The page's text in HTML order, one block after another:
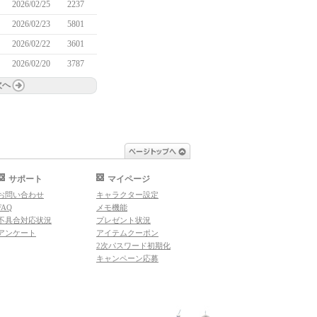
2026/02/25
2237
2026/02/23
5801
2026/02/22
3601
2026/02/20
3787
へ
サポート
問い合わせ
具合対応状況
ンケート
マイページ
キャラクター設定
メモ機能
プレゼント状況
アイテムクーポン
2次パスワード初期化
キャンペーン応募